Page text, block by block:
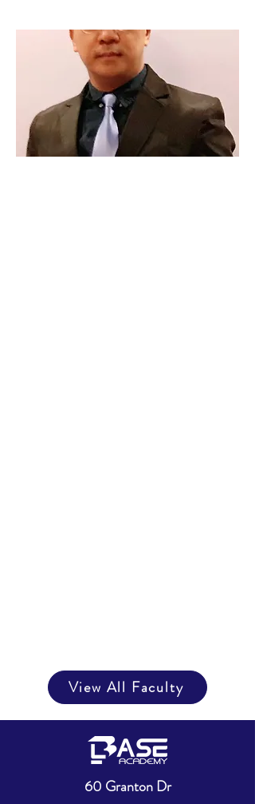
View All Faculty
60 Granton Dr